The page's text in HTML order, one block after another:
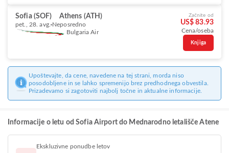
Sofia (SOF) Athens (ATH)
pet., 28. avg. Neposredno
Bulgaria Air
Začnite od
US$ 83.93
Cena/oseba
Knjiga
Upoštevajte, da cene, navedene na tej strani, morda niso
posodobljene in se lahko spremenijo brez predhodnega obvestila.
Prizadevamo si zagotoviti najbolj točne in aktualne informacije.
Informacije o letu od Sofia Airport do Mednarodno letališče Atene
Ekskluzivne ponudbe letov